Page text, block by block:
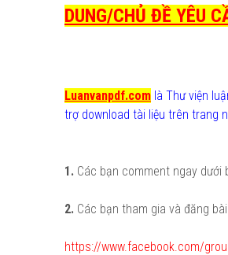
DUNG/CHỦ ĐỀ YÊU
Luanvanpdf.com là Thư viện
trợ download tài liệu trên trang
1. Các bạn comment ngay dưới
2. Các bạn tham gia và đăng
https://www.facebook.com/